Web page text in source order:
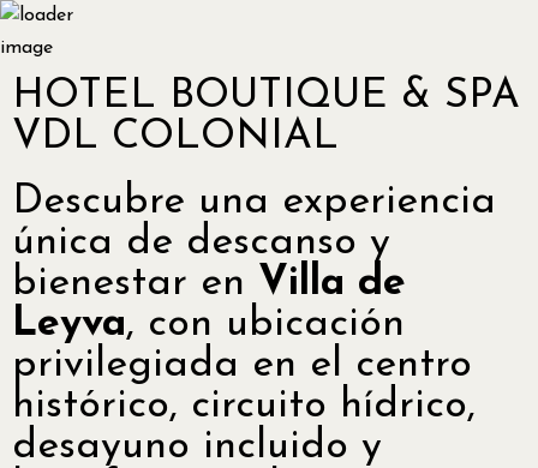
HOTEL BOUTIQUE & SPA
VDL COLONIAL
Descubre una experiencia
única de descanso y
bienestar en Villa de
Leyva, con ubicación
privilegiada en el centro
histórico, circuito hídrico,
desayuno incluido y